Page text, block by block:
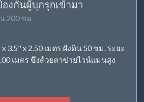
งกันผู้บุกรุกเข้ามา
200 ซม
3.5" x 2.50 เมตร ฝังดิน 50 ซม. ระยะ
เมตร ขึงด้วยตาข่ายไวน์แมนสูง